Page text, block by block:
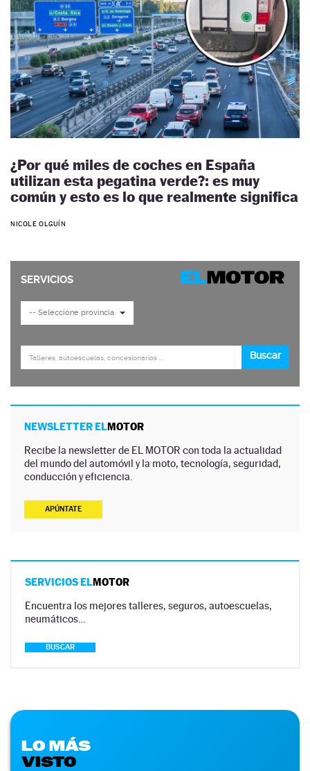
¿Por qué miles de coches en España
utilizan esta pegatina verde?: es muy
común y esto es lo que realmente significa
NICOLE OLGUÍN
NEWSLETTER ELMOTOR
Recibe la newsletter de EL MOTOR con toda la actualidad
del mundo del automóvil y la moto, tecnología, seguridad,
conducción y eficiencia.
APÚNTATE
SERVICIOS ELMOTOR
Encuentra los mejores talleres, seguros, autoescuelas,
neumáticos…
BUSCAR
LO MÁS
VISTO